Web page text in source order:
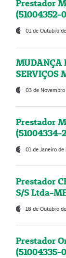
Prestador
(51004352-
01 de Outubro
MUDANÇA
SERVIÇOS
03 de
Prestador
(51004334-
01 de Janeiro de
Prestador
S/S Ltda-
18 de Outubro
Prestador
(51004335-